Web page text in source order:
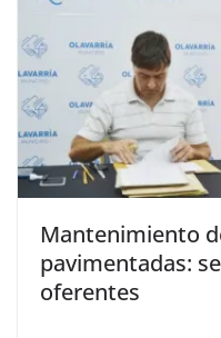
Mantenimiento
pavimentadas:
oferentes